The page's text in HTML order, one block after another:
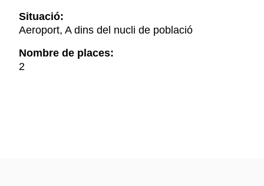
Situació:
Aeroport, A dins del nucli de població
Nombre de places:
2